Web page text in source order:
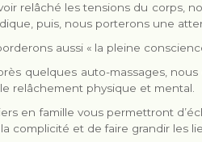
relâché les tensions du corps,
puis, nous porterons une
aussi « la pleine
quelques auto-massages,
relâchement physique et mental.
en famille vous permettront
la complicité et de faire grandir les